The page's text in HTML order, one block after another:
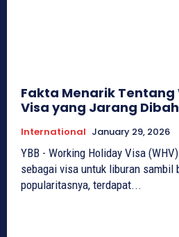
Fakta Menarik
Visa yang Jarang
International January 29, 2026
YBB - Working Holiday Visa
sebagai visa untuk liburan sambil
popularitasnya, terdapat...